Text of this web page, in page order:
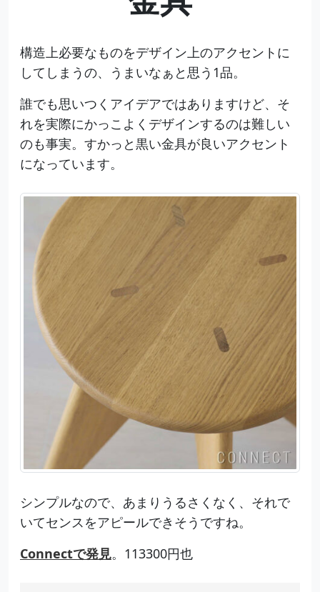
構造上必要なものをデザイン上のアクセントに
してしまうの、うまいなぁと思う1品。
誰でも思いつくアイデアではありますけど、そ
れを実際にかっこよくデザインするのは難しい
のも事実。すかっと黒い金具が良いアクセント
になっています。
シンプルなので、あまりうるさくなく、それで
いてセンスをアピールできそうですね。
Connectで発見。113300円也